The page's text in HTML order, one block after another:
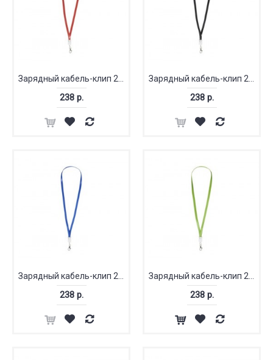
Зарядный кабель-клип 2 в 1
238 р.
Зарядный кабель-клип 2 в 1
238 р.
Зарядный кабель-клип 2 в 1
238 р.
Зарядный кабель-клип 2 в 1
238 р.